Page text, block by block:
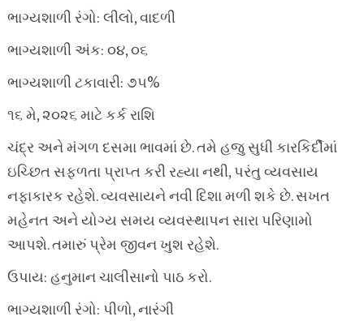
ભાગ્યશાળી રંગો: લીલો, વાદળી
ભાગ્યશાળી અંક: ૦૪, ૦૬
ભાગ્યશાળી ટકાવારી: ૭૫%
૧૬ મે, ૨૦૨૬ માટે કર્ક રાશિ
ચંદ્ર અને મંગળ દસમા ભાવમાં છે. તમે હજુ સુધી કારકિર્દીમાં
ઇચ્છિત સફળતા પ્રાપ્ત કરી રહ્યા નથી, પરંતુ વ્યવસાય
નફાકારક રહેશે. વ્યવસાયને નવી દિશા મળી શકે છે. સખત
મહેનત અને યોગ્ય સમય વ્યવસ્થાપન સારા પરિણામો
આપશે. તમારું પ્રેમ જીવન ખુશ રહેશે.
ઉપાય: હનુમાન ચાલીસાનો પાઠ કરો.
ભાગ્યશાળી રંગો: પીળો, નારંગી